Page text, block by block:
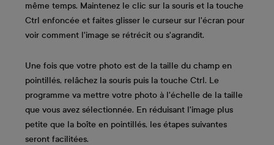
même temps. Maintenez le clic sur la souris et la touche
Ctrl enfoncée et faites glisser le curseur sur l'écran pour
voir comment l'image se rétrécit ou s'agrandit.
Une fois que votre photo est de la taille du champ en
pointillés, relâchez la souris puis la touche Ctrl. Le
programme va mettre votre photo à l'échelle de la taille
que vous avez sélectionnée. En réduisant l'image plus
petite que la boîte en pointillés, les étapes suivantes
seront facilitées.